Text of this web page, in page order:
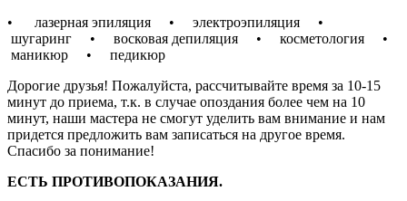
• лазерная эпиляция • электроэпиляция •
шугаринг • восковая депиляция • косметология •
маникюр • педикюр
Дорогие друзья! Пожалуйста, рассчитывайте время за 10-15
минут до приема, т.к. в случае опоздания более чем на 10
минут, наши мастера не смогут уделить вам внимание и нам
придется предложить вам записаться на другое время.
Спасибо за понимание!
ЕСТЬ ПРОТИВОПОКАЗАНИЯ.